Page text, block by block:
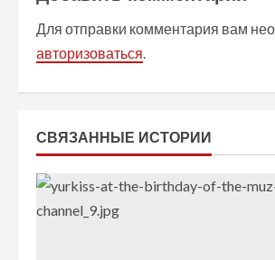
и
ч
т
Для отправки комментария вам
авторизоваться.
СВЯЗАННЫЕ ИСТОРИИ